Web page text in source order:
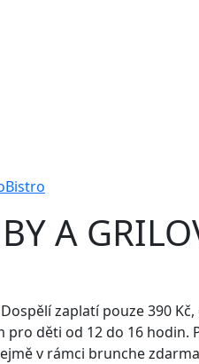
Bistro
A
zaplatí pouze 390
děti od 12 do 16
v rámci brunche